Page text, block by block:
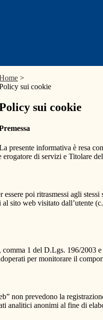
>
sui cookie
sui cookie
presente informativa è resa
di servizi e Titolare
poi ritrasmessi agli stessi
sito web visitato dall’utente
1 del D.Lgs. 196/2003
per monitorare il
non prevedono la
anonimi al fine di